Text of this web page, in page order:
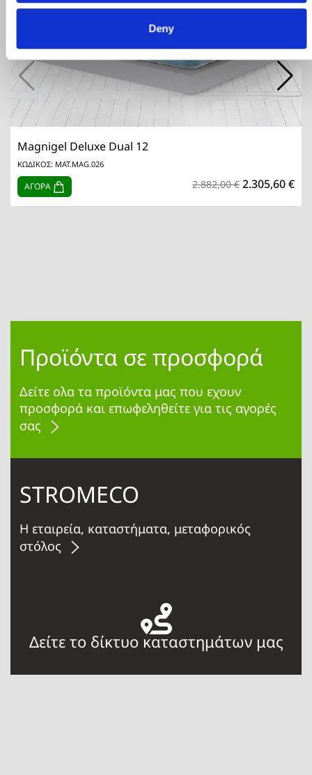
Deny
Magnigel Deluxe Dual 12
ΚΩΔΙΚΟΣ: MAT.MAG.026
ΑΓΟΡΑ 2.882,00 € 2.305,60 €
Προϊόντα σε προσφορά
Δείτε ολα τα προϊόντα μας που εχουν
προσφορά και επωφεληθείτε για τις αγορές
σας
STROMECO
Η εταιρεία, καταστήματα, μεταφορικός
στόλος
Δείτε το δίκτυο καταστημάτων μας